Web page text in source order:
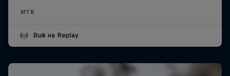
MTB
Виж на Replay